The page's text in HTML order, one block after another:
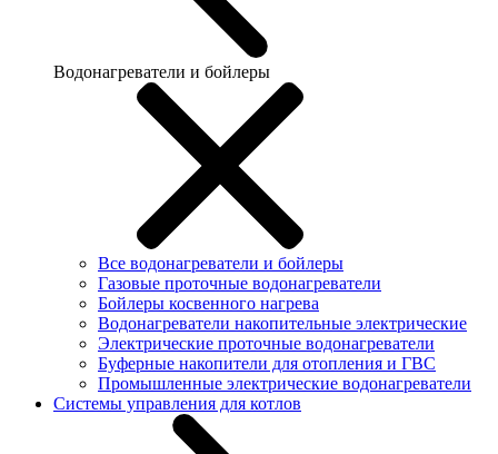
Водонагреватели и бойлеры
Все водонагреватели и бойлеры
Газовые проточные водонагреватели
Бойлеры косвенного нагрева
Водонагреватели накопительные электрические
Электрические проточные водонагреватели
Буферные накопители для отопления и ГВС
Промышленные электрические водонагреватели
Системы управления для котлов